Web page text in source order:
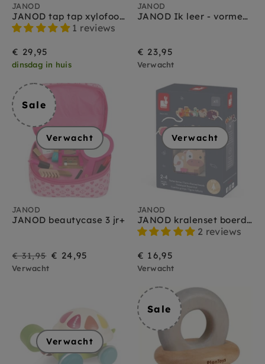
JANOD
JANOD tap tap xylofoon 18 mnd+
1 reviews
€ 29,95
dinsdag in huis
JANOD
JANOD Ik leer - vormenstoof 1 jr+
€ 23,95
Verwacht
Verwacht
Sale
JANOD
JANOD beautycase 3 jr+
Sale € 24,95
Prijs
€ 31,95
Verwacht
Verwacht
JANOD
JANOD kralenset boerderij 2-4 jr
2 reviews
€ 16,95
Verwacht
Verwacht
Sale